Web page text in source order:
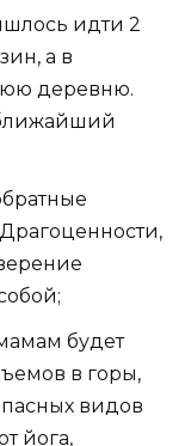
идти 2
а в
деревню.
ближайший
будет
в горы,
видов
йога,